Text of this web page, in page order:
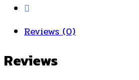
Reviews (0)
Reviews